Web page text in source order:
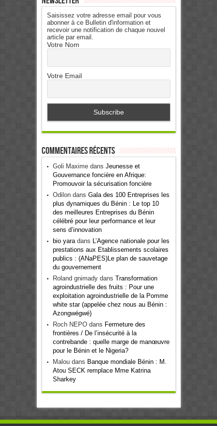
Saisissez votre adresse email pour vous
abonner à ce Bulletin d'information et
recevoir une notification de chaque nouvel
article par email.
Votre Nom
Votre Email
Commentaires récents
Goli Maximedans Jeunesse et
Gouvernance foncière en Afrique:
Promouvoir la sécurisation foncière
Odilondans Gala des 100 Entreprises les
plus dynamiques du Bénin : Le top 10
des meilleures Entreprises du Bénin
célébré pour leur performance et leur
sens d’innovation
bio yaradans
L’Agence nationale pour les
prestations aux Etablissements scolaires
publics : (ANaPES)Le plan de sauvetage
du gouvernement
Roland gnimadydans Transformation
agroindustrielle des fruits : Pour une
exploitation agroindustrielle de la Pomme
white star (appelée chez nous au Bénin :
Azongwégwé)
Roch NEPOdans Fermeture des
frontières / De l’insécurité à la
contrebande : quelle marge de manœuvre
pour le Bénin et le Nigeria?
Maloudans Banque mondiale Bénin : M.
Atou SECK remplace Mme Katrina
Sharkey